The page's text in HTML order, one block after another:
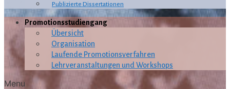
Publizierte Dissertationen
Promotionsstudiengang
Übersicht
Organisation
Laufende Promotionsverfahren
Lehrveranstaltungen und Workshops
Menu